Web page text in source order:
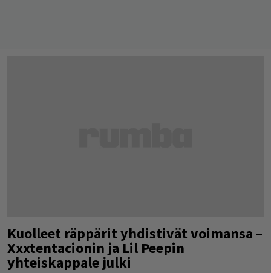
Kuolleet räppärit yhdistivät voimansa –
Xxxtentacionin ja Lil Peepin
yhteiskappale julki